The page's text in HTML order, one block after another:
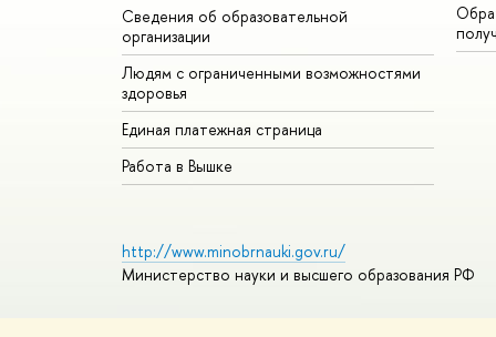
Сведения об образовательной
организации
Людям с ограниченными возможностями
здоровья
Единая платежная страница
Работа в Вышке
http://www.minobrnauki.gov.ru/
Министерство науки и высшего образования РФ